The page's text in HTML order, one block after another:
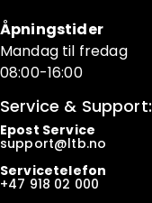
Åpningstider
Mandag til fredag
08:00-16:00
Service & Support:
Epost Service
support@ltb.no
Servicetelefon
+47 918 02 000